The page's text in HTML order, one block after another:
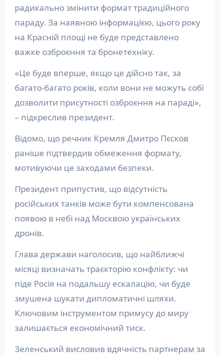
радикально змінити формат традиційного
параду. За наявною інформацією, цього року
на Красній площі не буде представлено
важке озброєння та бронетехніку.
«Це буде вперше, якщо це дійсно так, за
багато-багато років, коли вони не можуть собі
дозволити присутності озброєння на параді»,
– підкреслив президент.
Відомо, що речник Кремля Дмитро Пєсков
раніше підтвердив обмеження формату,
мотивуючи це заходами безпеки.
Президент припустив, що відсутність
російських танків може бути компенсована
появою в небі над Москвою українських
дронів.
Глава держави наголосив, що найближчі
місяці визначать траєкторію конфлікту: чи
піде Росія на подальшу ескалацію, чи буде
змушена шукати дипломатичні шляхи.
Ключовим інструментом примусу до миру
залишається економічний тиск.
Зеленський висловив вдячність партнерам за